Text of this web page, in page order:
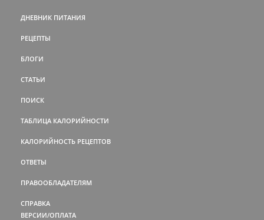
ДНЕВНИК ПИТАНИЯ
РЕЦЕПТЫ
БЛОГИ
СТАТЬИ
ПОИСК
ТАБЛИЦА КАЛОРИЙНОСТИ
КАЛОРИЙНОСТЬ РЕЦЕПТОВ
ОТВЕТЫ
ПРАВООБЛАДАТЕЛЯМ
СПРАВКА
ВЕРСИИ/ОПЛАТА